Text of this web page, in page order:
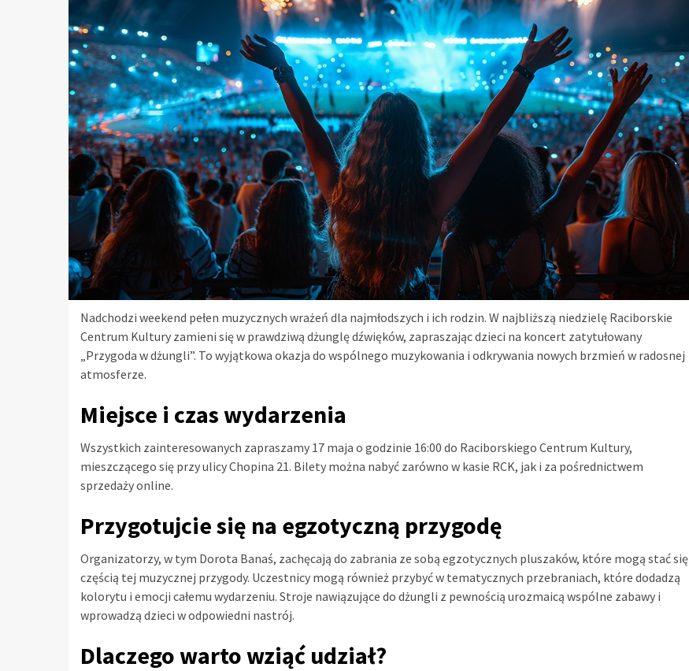
Nadchodzi weekend pełen muzycznych wrażeń dla najmłodszych i ich rodzin. W najbliższą niedzielę Raciborskie
Centrum Kultury zamieni się w prawdziwą dżunglę dźwięków, zapraszając dzieci na koncert zatytułowany
„Przygoda w dżungli”. To wyjątkowa okazja do wspólnego muzykowania i odkrywania nowych brzmień w radosnej
atmosferze.
Miejsce i czas wydarzenia
Wszystkich zainteresowanych zapraszamy 17 maja o godzinie 16:00 do Raciborskiego Centrum Kultury,
mieszczącego się przy ulicy Chopina 21. Bilety można nabyć zarówno w kasie RCK, jak i za pośrednictwem
sprzedaży online.
Przygotujcie się na egzotyczną przygodę
Organizatorzy, w tym Dorota Banaś, zachęcają do zabrania ze sobą egzotycznych pluszaków, które mogą stać się
częścią tej muzycznej przygody. Uczestnicy mogą również przybyć w tematycznych przebraniach, które dodadzą
kolorytu i emocji całemu wydarzeniu. Stroje nawiązujące do dżungli z pewnością urozmaicą wspólne zabawy i
wprowadzą dzieci w odpowiedni nastrój.
Dlaczego warto wziąć udział?